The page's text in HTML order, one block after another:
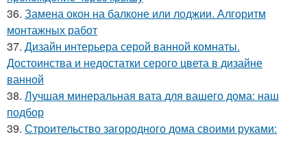
36. Замена окон на балконе или лоджии. Алгоритм
монтажных работ
37. Дизайн интерьера серой ванной комнаты.
Достоинства и недостатки серого цвета в дизайне
ванной
38. Лучшая минеральная вата для вашего дома: наш
подбор
39. Строительство загородного дома своими руками: